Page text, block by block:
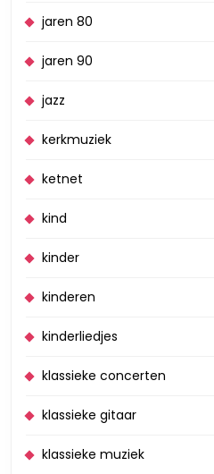
jaren 80
jaren 90
jazz
kerkmuziek
ketnet
kind
kinder
kinderen
kinderliedjes
klassieke concerten
klassieke gitaar
klassieke muziek